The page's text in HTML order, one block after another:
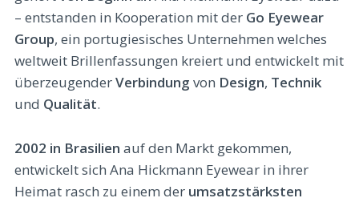
– entstanden in Kooperation mit der Go Eyewear
Group, ein portugiesisches Unternehmen welches
weltweit Brillenfassungen kreiert und entwickelt mit
überzeugenderVerbindung von Design, Technik
und Qualität.
2002 in Brasilien auf den Markt gekommen,
entwickelt sich Ana Hickmann Eyewear in ihrer
Heimat rasch zu einem der umsatzstärksten